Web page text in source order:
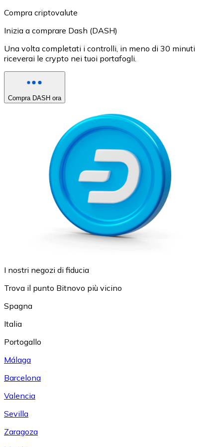
Compra criptovalute
Inizia a comprare Dash (DASH)
Una volta completati i controlli, in meno di 30 minuti
riceverai le crypto nei tuoi portafogli.
Compra DASH ora
I nostri negozi di fiducia
Trova il punto Bitnovo più vicino
Spagna
Italia
Portogallo
Málaga
Barcelona
Valencia
Sevilla
Zaragoza